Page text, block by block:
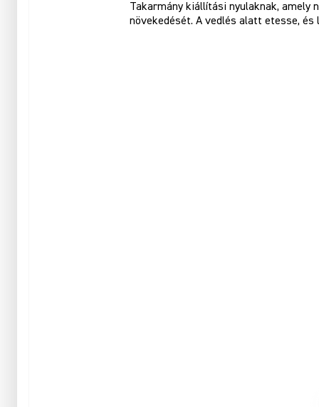
Takarmány kiállítási nyulaknak,
növekedését. A vedlés alatt etesse,